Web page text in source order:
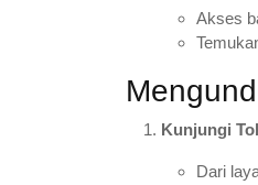
Akses
Kunjungi
Dari